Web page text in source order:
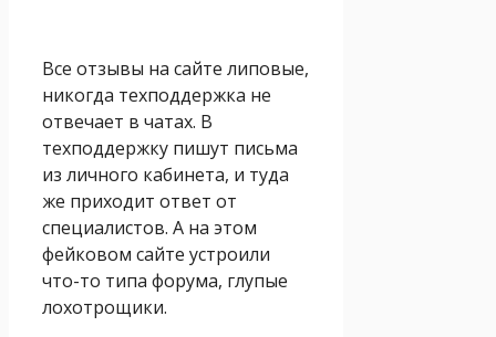
Все отзывы на сайте липовые,
никогда техподдержка не
отвечает в чатах. В
техподдержку пишут письма
из личного кабинета, и туда
же приходит ответ от
специалистов. А на этом
фейковом сайте устроили
что-то типа форума, глупые
лохотрощики.